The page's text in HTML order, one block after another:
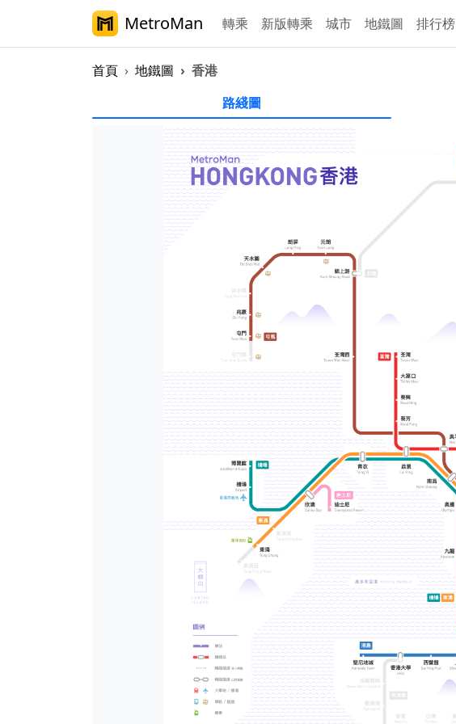
MetroMan 轉乘 新版轉乘 城市 地鐵圖 排行榜
首頁 地鐵圖 香港
香港地鐵圖
路綫圖